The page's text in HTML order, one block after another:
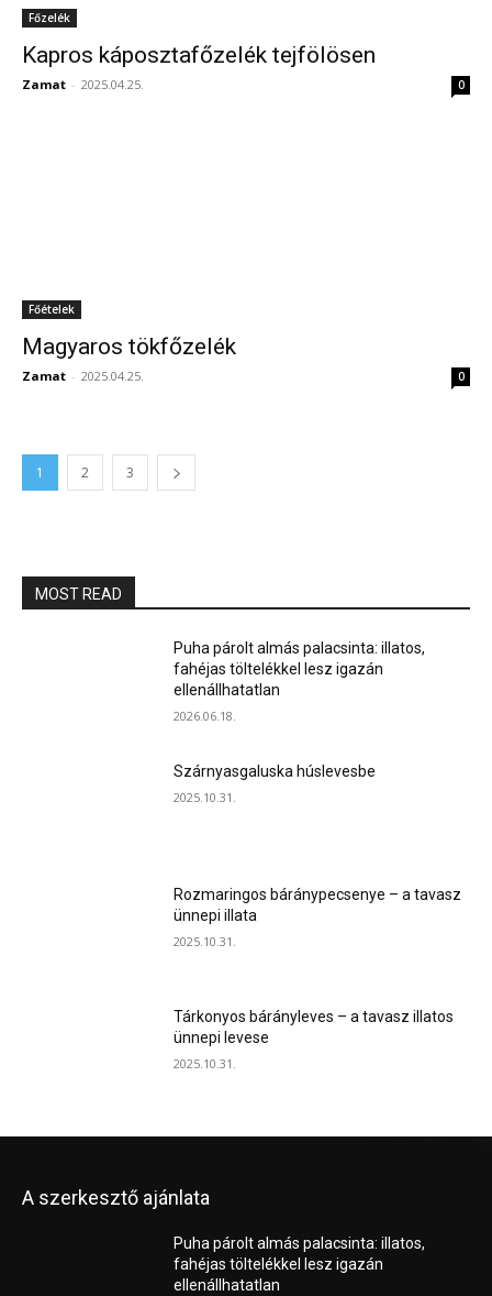
Főzelék
Kapros káposztafőzelék tejfölösen
Zamat - 2025.04.25. 0
Főételek
Magyaros tökfőzelék
Zamat - 2025.04.25. 0
1 2 3
MOST READ
Puha párolt almás palacsinta: illatos,
fahéjas töltelékkel lesz igazán
ellenállhatatlan
2026.06.18.
Szárnyasgaluska húslevesbe
2025.10.31.
Rozmaringos báránypecsenye – a tavasz
ünnepi illata
2025.10.31.
Tárkonyos bárányleves – a tavasz illatos
ünnepi levese
2025.10.31.
A szerkesztő ajánlata
Puha párolt almás palacsinta: illatos,
fahéjas töltelékkel lesz igazán
ellenállhatatlan